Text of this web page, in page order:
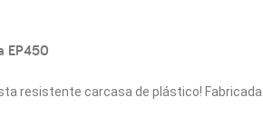
EP450
resistente carcasa de plástico! Fabricada